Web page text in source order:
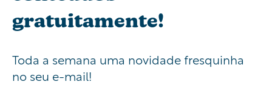
gratuitamente!
Toda a semana uma novidade fresquinha
no seu e-mail!